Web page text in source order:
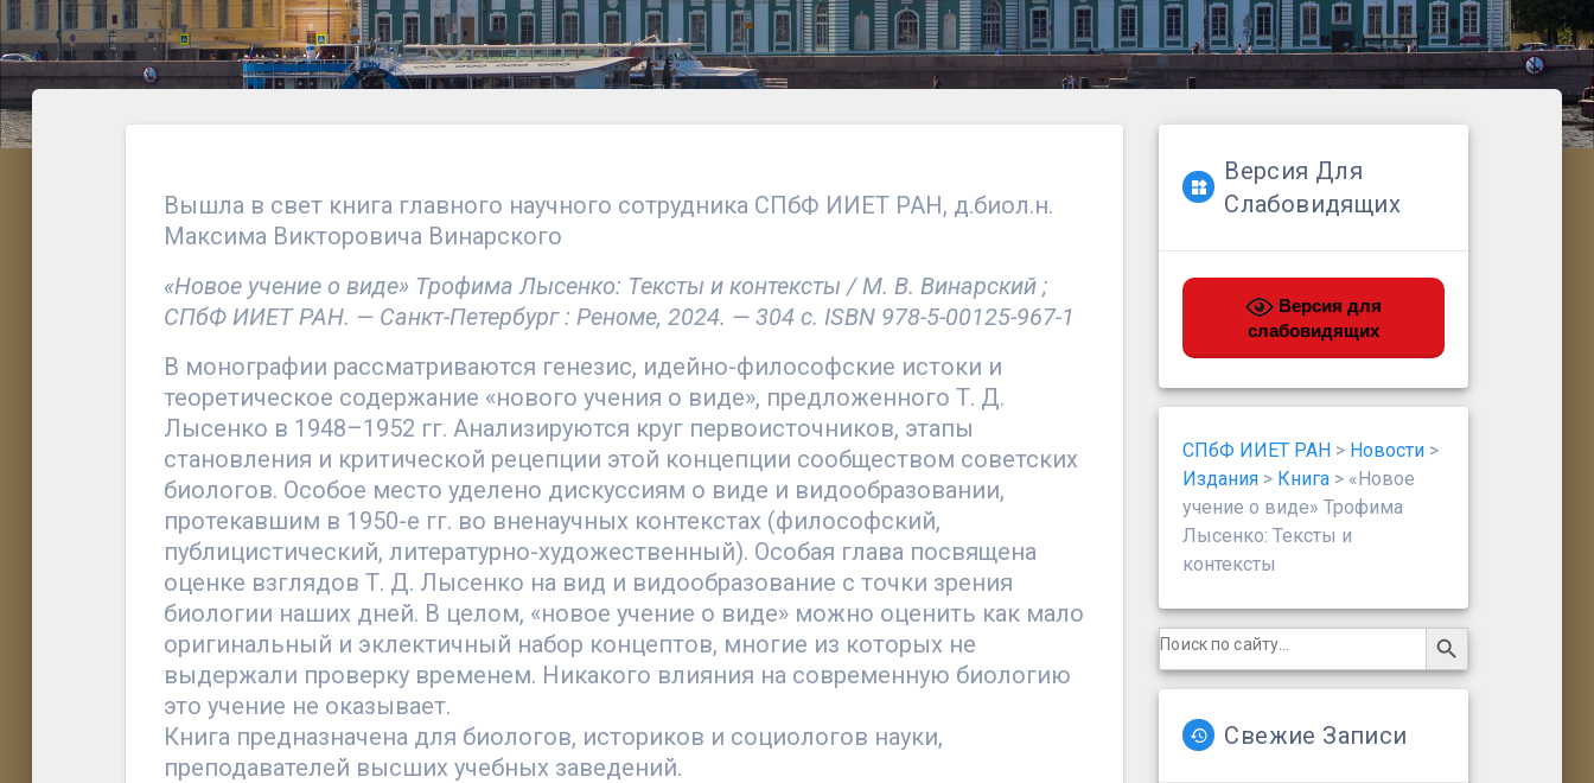
Вышла в свет книга главного научного сотрудника СПбФ ИИЕТ РАН, д.биол.н.
Максима Викторовича Винарского
«Новое учение о виде» Трофима Лысенко: Тексты и контексты / М. В. Винарский ;
СПбФ ИИЕТ РАН. — Санкт-Петербург : Реноме, 2024. — 304 с. ISBN 978-5-00125-967-1
В монографии рассматриваются генезис, идейно-философские истоки и
теоретическое содержание «нового учения о виде», предложенного Т. Д.
Лысенко в 1948–1952 гг. Анализируются круг первоисточников, этапы
становления и критической рецепции этой концепции сообществом советских
биологов. Особое место уделено дискуссиям о виде и видообразовании,
протекавшим в 1950-е гг. во вненаучных контекстах (философский,
публицистический, литературно-художественный). Особая глава посвящена
оценке взглядов Т. Д. Лысенко на вид и видообразование с точки зрения
биологии наших дней. В целом, «новое учение о виде» можно оценить как мало
оригинальный и эклектичный набор концептов, многие из которых не
выдержали проверку временем. Никакого влияния на современную биологию
это учение не оказывает.
Книга предназначена для биологов, историков и социологов науки,
преподавателей высших учебных заведений.
Версия Для
Слабовидящих
Версия для
слабовидящих
СПбФ ИИЕТ РАН > Новости >
Издания > Книга > «Новое
учение о виде» Трофима
Лысенко: Тексты и
контексты
Search
for:
Search Button
Свежие Записи